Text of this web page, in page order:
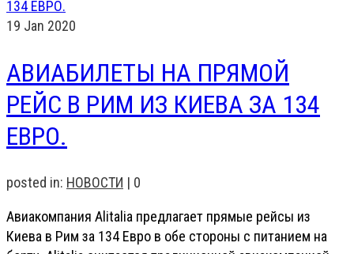
19 Jan 2020
АВИАБИЛЕТЫ НА ПРЯМОЙ
РЕЙС В РИМ ИЗ КИЕВА ЗА 134
ЕВРО.
posted in: НОВОСТИ | 0
Авиакомпания Alitalia предлагает прямые рейсы из
Киева в Рим за 134 Евро в обе стороны с питанием на